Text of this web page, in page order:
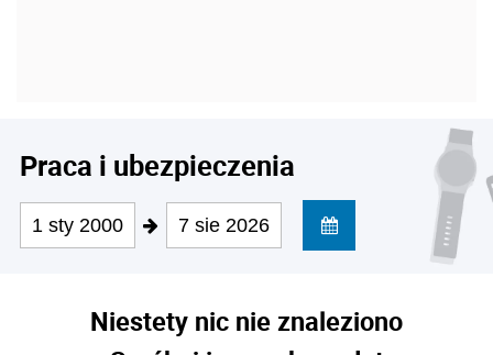
Praca i ubezpieczenia
1 sty 2000 7 sie 2026
Niestety nic nie znaleziono